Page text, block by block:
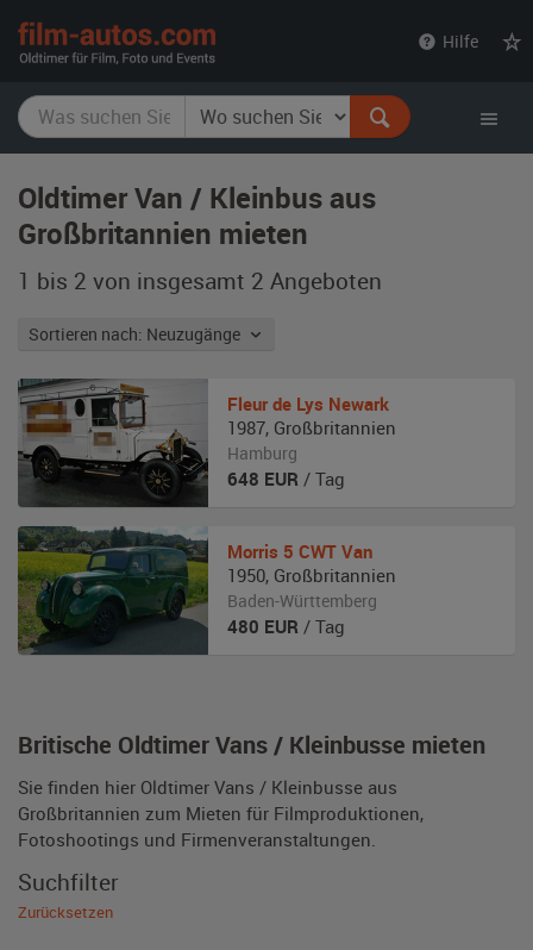
Hilfe
Oldtimer Van / Kleinbus aus
Großbritannien mieten
1 bis 2 von insgesamt 2 Angeboten
Sortieren nach: Neuzugänge
Britische Oldtimer Vans / Kleinbusse mieten
Sie finden hier Oldtimer Vans / Kleinbusse aus
Großbritannien zum Mieten für Filmproduktionen,
Fotoshootings und Firmenveranstaltungen.
Fleur de Lys Newark
1987, Großbritannien
Hamburg
648 EUR / Tag
Morris 5 CWT Van
1950, Großbritannien
Baden-Württemberg
480 EUR / Tag
Suchfilter
Zurücksetzen